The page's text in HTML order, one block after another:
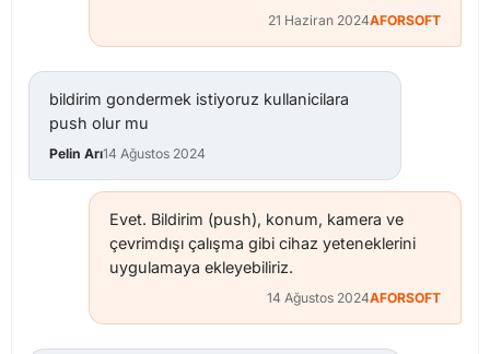
21 Haziran 2024AFORSOFT
bildirim gondermek istiyoruz kullanicilara
push olur mu
Pelin Arı14 Ağustos 2024
Evet. Bildirim (push), konum, kamera ve
çevrimdışı çalışma gibi cihaz yeteneklerini
uygulamaya ekleyebiliriz.
14 Ağustos 2024AFORSOFT